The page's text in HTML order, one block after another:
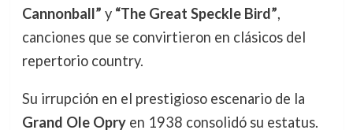
Cannonball” y “The Great Speckle Bird”,
canciones que se convirtieron en clásicos del
repertorio country.
Su irrupción en el prestigioso escenario de la
Grand Ole Opryen 1938 consolidó su estatus.